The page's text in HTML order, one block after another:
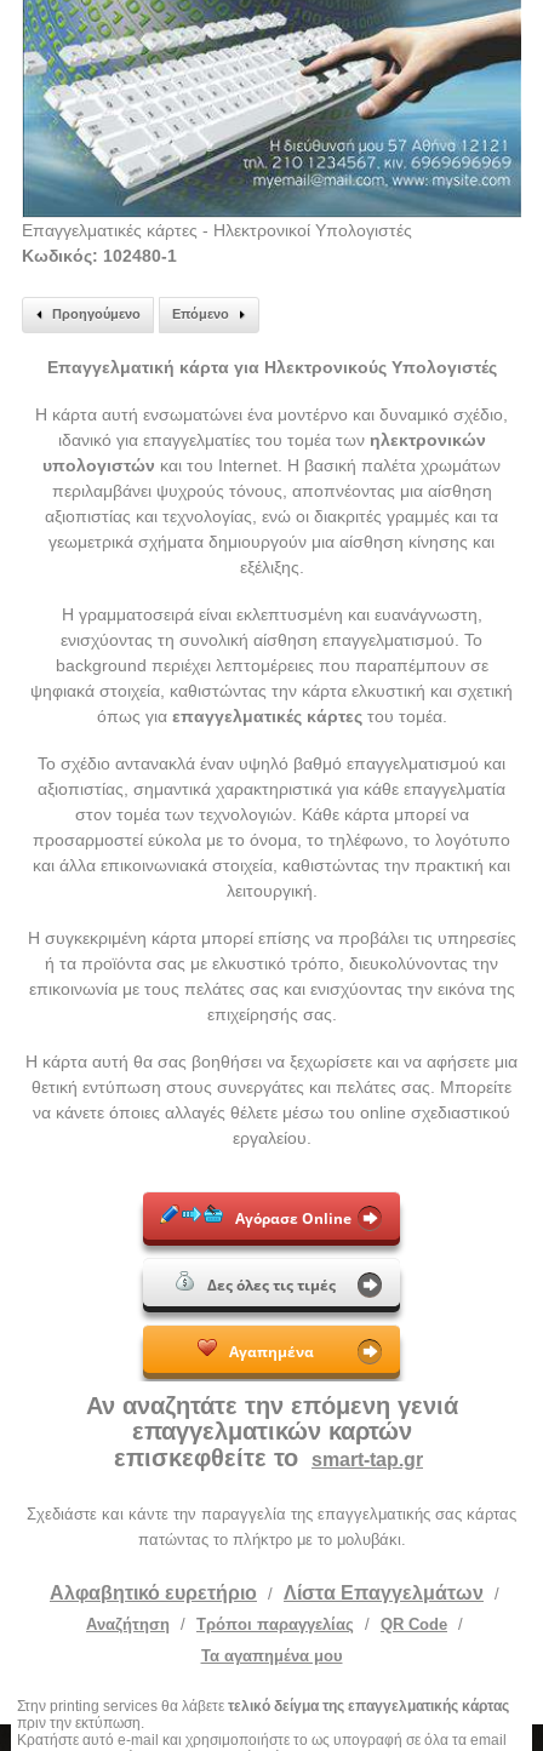
Επαγγελματικές κάρτες - Ηλεκτρονικοί Υπολογιστές
Κωδικός: 102480-1
Προηγούμενο Επόμενο
Επαγγελματική κάρτα για Ηλεκτρονικούς Υπολογιστές
Η κάρτα αυτή ενσωματώνει ένα μοντέρνο και δυναμικό σχέδιο,
ιδανικό για επαγγελματίες του τομέα των ηλεκτρονικών
υπολογιστών και του Internet. Η βασική παλέτα χρωμάτων
περιλαμβάνει ψυχρούς τόνους, αποπνέοντας μια αίσθηση
αξιοπιστίας και τεχνολογίας, ενώ οι διακριτές γραμμές και τα
γεωμετρικά σχήματα δημιουργούν μια αίσθηση κίνησης και
εξέλιξης.
Η γραμματοσειρά είναι εκλεπτυσμένη και ευανάγνωστη,
ενισχύοντας τη συνολική αίσθηση επαγγελματισμού. Το
background περιέχει λεπτομέρειες που παραπέμπουν σε
ψηφιακά στοιχεία, καθιστώντας την κάρτα ελκυστική και σχετική
όπως για επαγγελματικές κάρτεςτου τομέα.
Το σχέδιο αντανακλά έναν υψηλό βαθμό επαγγελματισμού και
αξιοπιστίας, σημαντικά χαρακτηριστικά για κάθε επαγγελματία
στον τομέα των τεχνολογιών. Κάθε κάρτα μπορεί να
προσαρμοστεί εύκολα με το όνομα, το τηλέφωνο, το λογότυπο
και άλλα επικοινωνιακά στοιχεία, καθιστώντας την πρακτική και
λειτουργική.
Η συγκεκριμένη κάρτα μπορεί επίσης να προβάλει τις υπηρεσίες
ή τα προϊόντα σας με ελκυστικό τρόπο, διευκολύνοντας την
επικοινωνία με τους πελάτες σας και ενισχύοντας την εικόνα της
επιχείρησής σας.
Η κάρτα αυτή θα σας βοηθήσει να ξεχωρίσετε και να αφήσετε μια
θετική εντύπωση στους συνεργάτες και πελάτες σας. Μπορείτε
να κάνετε όποιες αλλαγές θέλετε μέσω του online σχεδιαστικού
εργαλείου.
Αγόρασε Online
Δες όλες τις τιμές
Αγαπημένα
Αν αναζητάτε την επόμενη γενιά
επαγγελματικών καρτών
επισκεφθείτε το
smart-tap.gr
Σχεδιάστε και κάντε την παραγγελία της επαγγελματικής σας κάρτας
πατώντας το πλήκτρο με το μολυβάκι.
Αλφαβητικό ευρετήριο / Λίστα Επαγγελμάτων
/
Αναζήτηση
/ Τρόποι παραγγελίας / QR Code /
Τα αγαπημένα μου
Στην printing services θα λάβετε τελικό δείγμα της επαγγελματικής κάρτας
πριν την εκτύπωση.
Κρατήστε αυτό e-mail και χρησιμοποιήστε το ως υπογραφή σε όλα τα email